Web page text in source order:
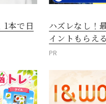
本で日
ハズレなし！
イントもらえる
PR